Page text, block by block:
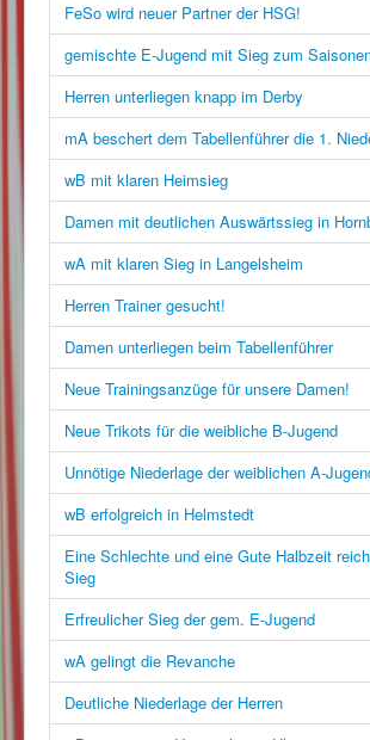
FeSo wird neuer Partner der HSG!
gemischte E-Jugend mit Sieg zum
Herren unterliegen knapp im Derby
mA beschert dem Tabellenführer die 1.
wB mit klaren Heimsieg
Damen mit deutlichen Auswärtssieg in
wA mit klaren Sieg in Langelsheim
Herren Trainer gesucht!
Damen unterliegen beim Tabellenführer
Neue Trainingsanzüge für unsere Damen!
Neue Trikots für die weibliche B-Jugend
Unnötige Niederlage der weiblichen A-
wB erfolgreich in Helmstedt
Eine Schlechte und eine Gute Halbzeit
Sieg
Erfreulicher Sieg der gem. E-Jugend
wA gelingt die Revanche
Deutliche Niederlage der Herren